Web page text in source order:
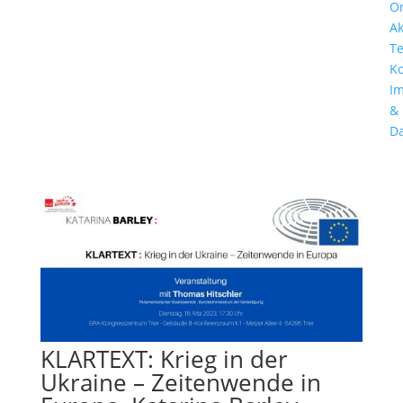
&
KLARTEXT: Krieg in der
Ukraine – Zeitenwende in